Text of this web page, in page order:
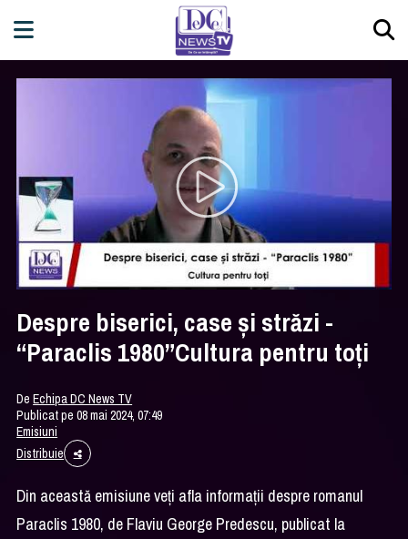
Despre biserici, case și străzi -
“Paraclis 1980”Cultura pentru toți
DeEchipa DC News TV
Publicat pe 08 mai 2024, 07:49
Emisiuni
Distribuie
Din această emisiune veți afla informații despre romanul
Paraclis 1980, de Flaviu George Predescu, publicat la